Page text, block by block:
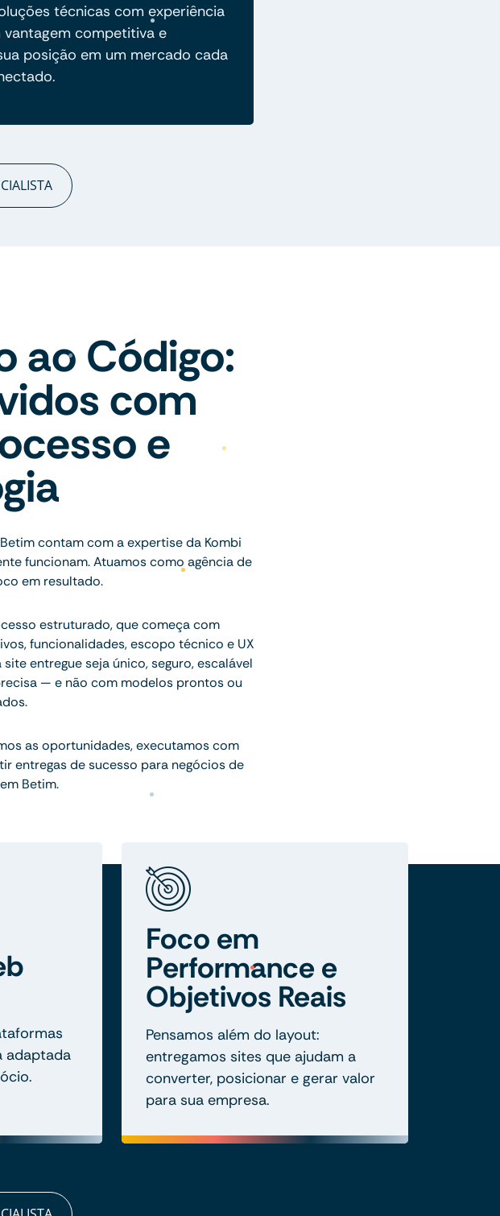
técnicas com experiência
competitiva e
posição em um mercado cada
ao Código:
com
e
contam com a expertise da Kombi
funcionam. Atuamos como agência de
em resultado.
estruturado, que começa com
funcionalidades, escopo técnico e UX
entregue seja único, seguro, escalável
— e não com modelos prontos ou
as oportunidades, executamos com
entregas de sucesso para negócios de
Betim.
adaptada
Foco em
Performance e
Objetivos Reais
Pensamos além do layout:
entregamos sites que ajudam a
converter, posicionar e gerar valor
para sua empresa.